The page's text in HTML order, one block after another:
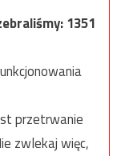
1351
przetrwanie
zwlekaj więc,